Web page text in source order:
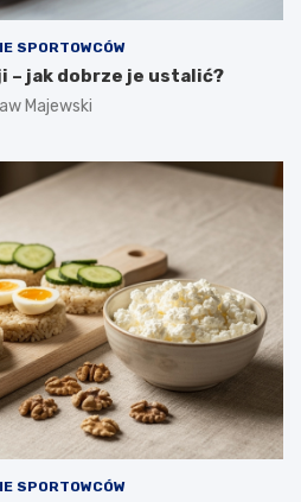
SPORTOWCÓW
– jak dobrze je ustalić?
Majewski
SPORTOWCÓW